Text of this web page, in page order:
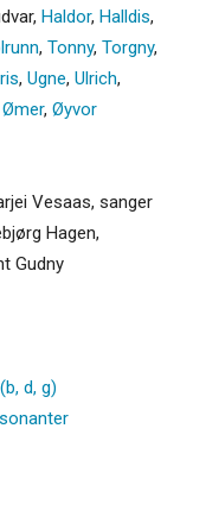
, Haldor, Halldis,
, Tonny, Torgny,
, Ugne, Ulrich,
Ømer, Øyvor
Vesaas, sanger
Hagen,
Gudny
d, g)